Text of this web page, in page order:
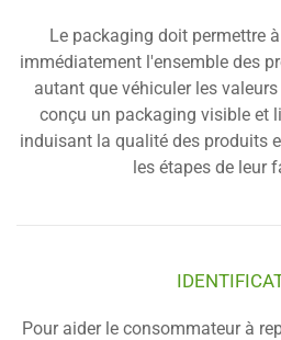
Le packaging doit permettre
immédiatement l'ensemble des
autant que véhiculer les
conçu un packaging visible et
induisant la qualité des produits
les étapes de leur
Pour aider le consommateur à